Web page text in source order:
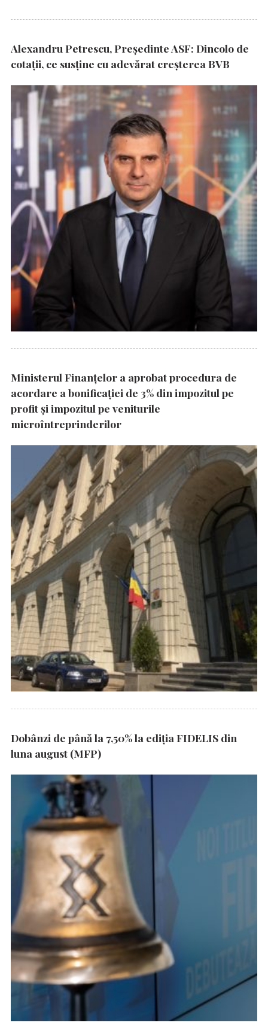
Alexandru Petrescu, Președinte ASF: Dincolo de
cotații, ce susține cu adevărat creșterea BVB
Ministerul Finanțelor a aprobat procedura de
acordare a bonificației de 3% din impozitul pe
profit și impozitul pe veniturile
microîntreprinderilor
Dobânzi de până la 7,50% la ediția FIDELIS din
luna august (MFP)